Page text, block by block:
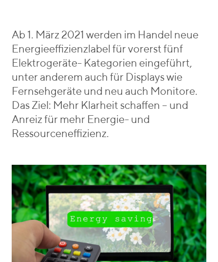
e
n
_
o
n
S
a
m
i
e
t
r
o
e
s
Ab 1. März 2021 werden im Handel neue
Energieeffizienzlabel für vorerst fünf
Elektrogeräte- Kategorien eingeführt,
unter anderem auch für Displays wie
Fernsehgeräte und neu auch Monitore.
Das Ziel: Mehr Klarheit schaffen – und
Anreiz für mehr Energie- und
Ressourceneffizienz.